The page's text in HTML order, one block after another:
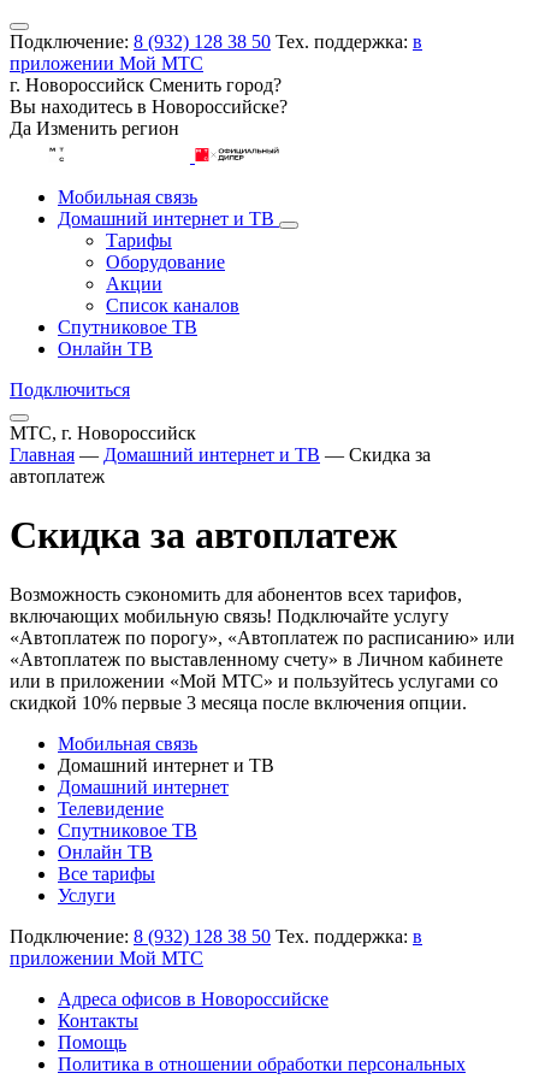
Подключение: 8 (932) 128 38 50 Тех. поддержка: в
приложении Мой МТС
г. Новороссийск Сменить город?
Вы находитесь в Новороссийске?
Да Изменить регион
Мобильная связь
Домашний интернет и ТВ
Тарифы
Оборудование
Акции
Список каналов
Спутниковое ТВ
Онлайн ТВ
Подключиться
МТС, г. Новороссийск
Главная — Домашний интернет и ТВ — Скидка за
автоплатеж
Скидка за автоплатеж
Возможность сэкономить для абонентов всех тарифов,
включающих мобильную связь! Подключайте услугу
«Автоплатеж по порогу», «Автоплатеж по расписанию» или
«Автоплатеж по выставленному счету» в Личном кабинете
или в приложении «Мой МТС» и пользуйтесь услугами со
скидкой 10% первые 3 месяца после включения опции.
Мобильная связь
Домашний интернет и ТВ
Домашний интернет
Телевидение
Спутниковое ТВ
Онлайн ТВ
Все тарифы
Услуги
Подключение: 8 (932) 128 38 50 Тех. поддержка: в
приложении Мой МТС
Адреса офисов в Новороссийске
Контакты
Помощь
Политика в отношении обработки персональных